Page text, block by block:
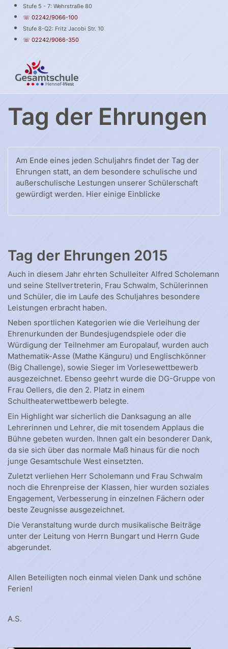
Stufe 5 - 7: Wehrstraße 80
☏ 02242/9066-100
Stufe 8-Q2: Fritz Jacobi Str. 10
☏ 02242/9066-350
Tag der Ehrungen
Am Ende eines jeden Schuljahrs findet der Tag der
Ehrungen statt, an dem besondere schulische und
außerschulische Lestungen unserer Schülerschaft
gewürdigt werden. Hier einige Einblicke
Tag der Ehrungen 2015
Auch in diesem Jahr ehrten Schulleiter Alfred Scholemann
und seine Stellvertreterin, Frau Schwalm, Schülerinnen
und Schüler, die im Laufe des Schuljahres besondere
Leistungen erbracht haben.
Neben sportlichen Kategorien wie die Verleihung der
Ehrenurkunden der Bundesjugendspiele oder die
Würdigung der Teilnehmer am Europalauf, wurden auch
Mathematik-Asse (Mathe Känguru) und Englischkönner
(Big Challenge), sowie Sieger im Vorlesewettbewerb
ausgezeichnet. Ebenso geehrt wurde die DG-Gruppe von
Frau Oellers, die den 2. Platz in einem
Schultheaterwettbewerb belegte.
Ein Highlight war sicherlich die Danksagung an alle
Lehrerinnen und Lehrer, die mit tosendem Applaus die
Bühne gebeten wurden. Ihnen galt ein besonderer Dank,
da sie sich über das normale Maß hinaus für die noch
junge Gesamtschule West einsetzten.
Zuletzt verliehen Herr Scholemann und Frau Schwalm
noch die Ehrenpreise der Klassen, hier wurden soziales
Engagement, Verbesserung in einzelnen Fächern oder
beste Zeugnisse ausgezeichnet.
Die Veranstaltung wurde durch musikalische Beiträge
unter der Leitung von Herrn Bungart und Herrn Gude
abgerundet.
Allen Beteiligten noch einmal vielen Dank und schöne
Ferien!
A.S.